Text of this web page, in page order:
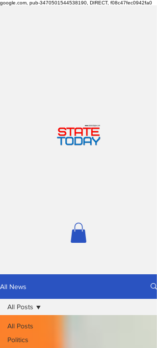
google.com, pub-3470501544538190, DIRECT, f08c47fec0942fa0
All News
All Posts
Politics
All Posts